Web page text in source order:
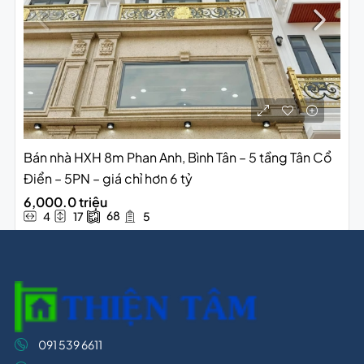
Bán nhà HXH 8m Phan Anh, Bình Tân – 5 tầng Tân Cổ
Điển – 5PN – giá chỉ hơn 6 tỷ
6,000.0 triệu
4 17 68 5
091 539 6611